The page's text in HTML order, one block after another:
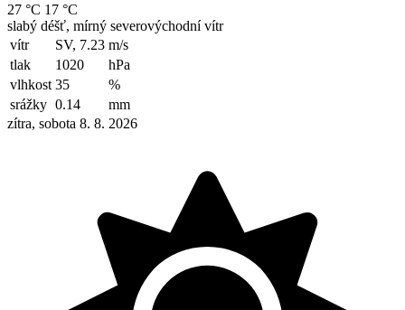
27 °C 17 °C
slabý déšť, mírný severovýchodní vítr
vítr
SV, 7.23 m/s
tlak
1020
hPa
vlhkost 35
%
srážky 0.14
mm
zítra, sobota 8. 8. 2026